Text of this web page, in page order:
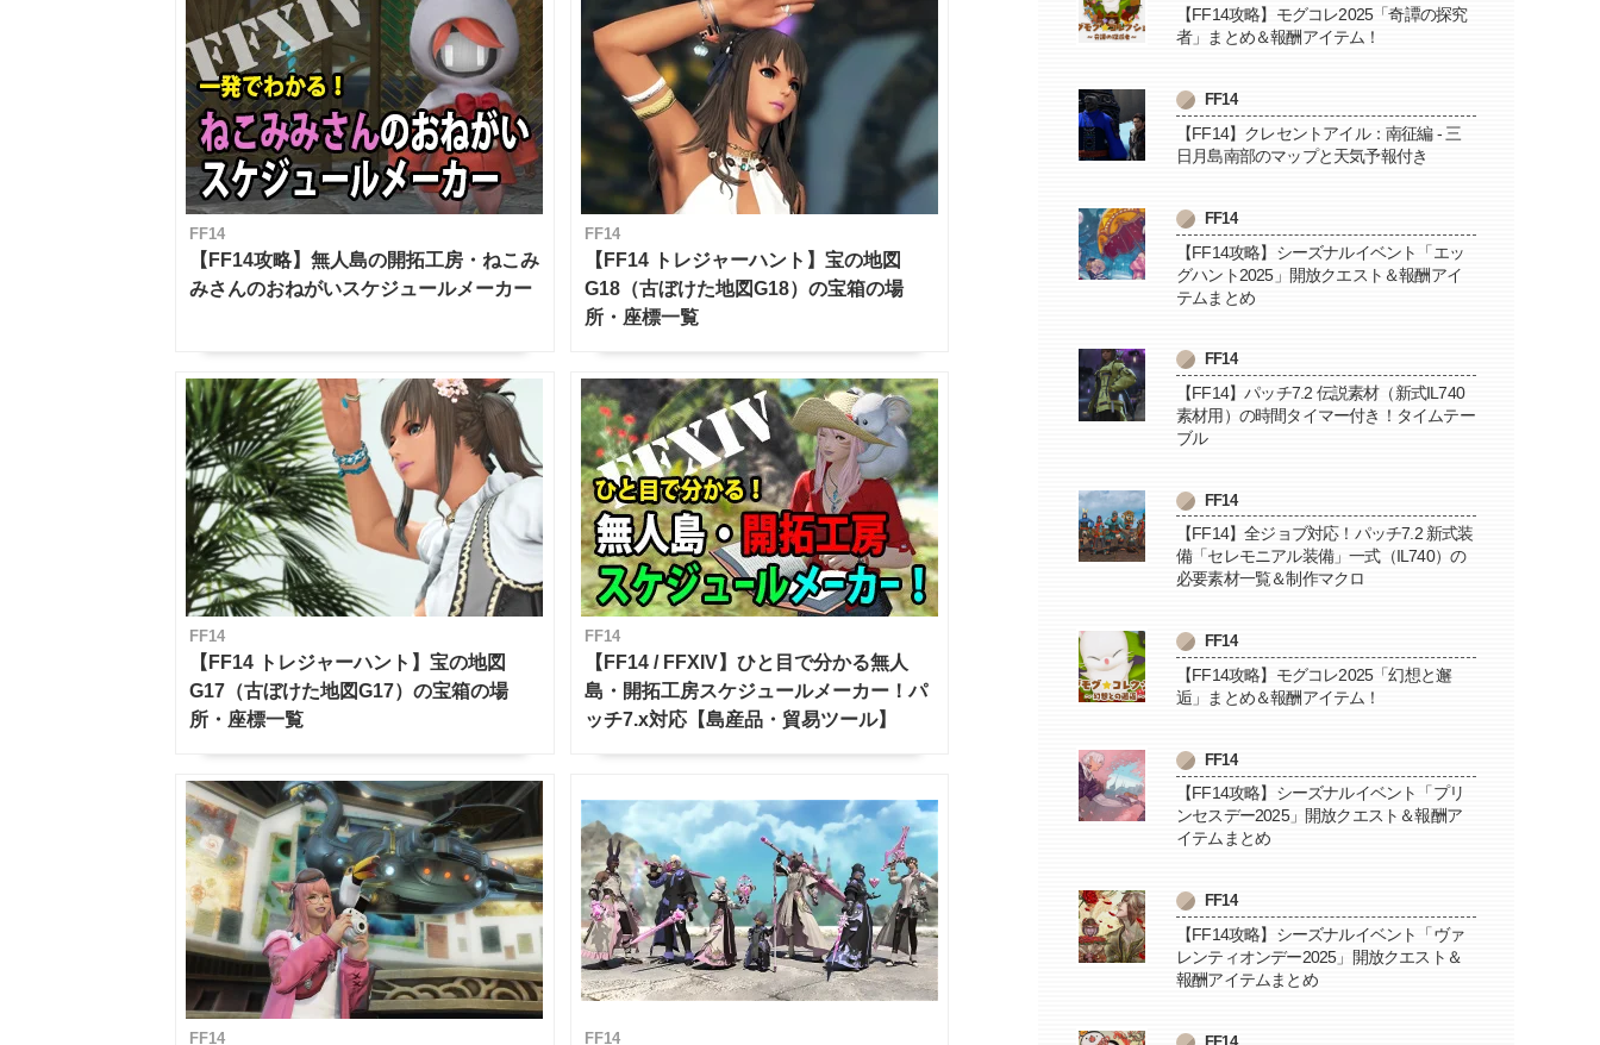
FF14
【FF14攻略】無人島の開拓工房・ねこみ
みさんのおねがいスケジュールメーカー
FF14
【FF14 トレジャーハント】宝の地図
G18（古ぼけた地図G18）の宝箱の場
所・座標一覧
FF14
【FF14 トレジャーハント】宝の地図
G17（古ぼけた地図G17）の宝箱の場
所・座標一覧
FF14
【FF14 / FFXIV】ひと目で分かる無人
島・開拓工房スケジュールメーカー！パ
ッチ7.x対応【島産品・貿易ツール】
FF14 FF14
【FF14攻略】モグコレ2025「奇譚の探究
者」まとめ＆報酬アイテム！
FF14
【FF14】クレセントアイル：南征編 - 三
日月島南部のマップと天気予報付き
FF14
【FF14攻略】シーズナルイベント「エッ
グハント2025」開放クエスト＆報酬アイ
テムまとめ
FF14
【FF14】パッチ7.2 伝説素材（新式IL740
素材用）の時間タイマー付き！タイムテー
ブル
FF14
【FF14】全ジョブ対応！パッチ7.2 新式装
備「セレモニアル装備」一式（IL740）の
必要素材一覧＆制作マクロ
FF14
【FF14攻略】モグコレ2025「幻想と邂
逅」まとめ＆報酬アイテム！
FF14
【FF14攻略】シーズナルイベント「プリ
ンセスデー2025」開放クエスト＆報酬ア
イテムまとめ
FF14
【FF14攻略】シーズナルイベント「ヴァ
レンティオンデー2025」開放クエスト＆
報酬アイテムまとめ